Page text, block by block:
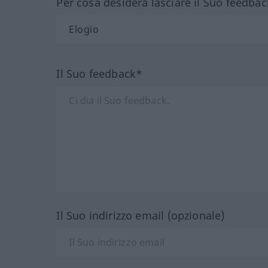
Il Suo feedback*
Il Suo indirizzo email (opzionale)